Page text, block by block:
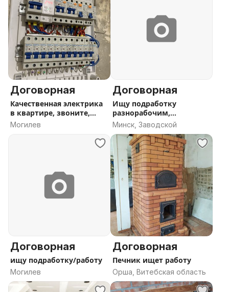
Договорная
Качественная электрика
в квартире, звоните,
пишите
Могилев
Договорная
Ищу подработку
разнорабочим,
строителем,грузиком
Минск, Заводской
Договорная
ищу подработку/работу
Могилев
Договорная
Печник ищет работу
Орша, Витебская область